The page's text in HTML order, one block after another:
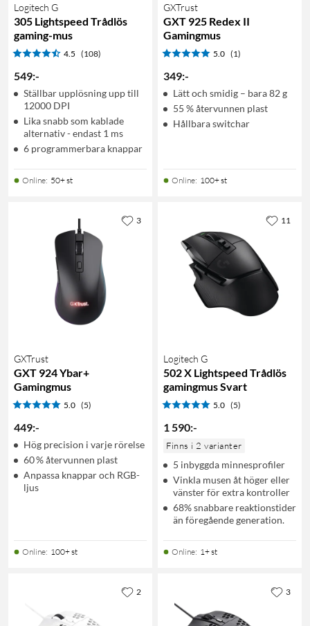
Logitech G
305 Lightspeed Trådlös
gaming-mus
4.5 (108)
549:-
Ställbar upplösning upp till
12000 DPI
Lika snabb som kablade
alternativ - endast 1 ms
6 programmerbara knappar
Online: 50+ st
GXTrust
GXT 925 Redex II
Gamingmus
5.0 (1)
349:-
Lätt och smidig – bara 82 g
55 % återvunnen plast
Hållbara switchar
Online: 100+ st
GXTrust
GXT 924 Ybar+
Gamingmus
5.0 (5)
449:-
Hög precision i varje rörelse
60 % återvunnen plast
Anpassa knappar och RGB-
ljus
Online: 100+ st
3
Logitech G
502 X Lightspeed Trådlös
gamingmus Svart
5.0 (5)
1 590:-
Finns i 2 varianter
5 inbyggda minnesprofiler
Vinkla musen åt höger eller
vänster för extra kontroller
68% snabbare reaktionstider
än föregående generation.
Online: 1+ st
11
2 3